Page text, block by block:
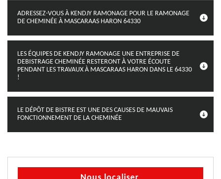
ADRESSEZ-VOUS À KENDJY RAMONAGE POUR LE RAMONAGE
DE CHEMINÉE À MASCARAAS HARON 64330
LES ÉQUIPES DE KENDJY RAMONAGE UNE ENTREPRISE DE
DEBISTRAGE CHEMINÉE RESTERONT À VOTRE ÉCOUTE
PENDANT LES TRAVAUX À MASCARAAS HARON DANS LE 64330
!
LE DÉPÔT DE BISTRE EST UNE DES CAUSES DE MAUVAIS
FONCTIONNEMENT DE LA CHEMINÉE